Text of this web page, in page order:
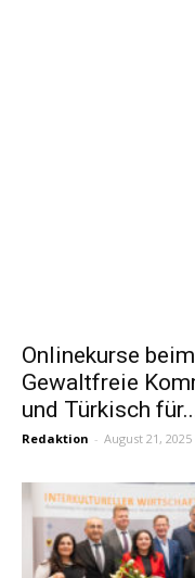
Onlinekurse
Gewaltfreie
und Türkisch
Redaktion - August 21, 2025